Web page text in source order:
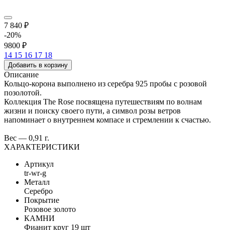
7 840 ₽
-20%
9800 ₽
14 15 16 17 18
Добавить в корзину
Описание
Кольцо-корона выполнено из серебра 925 пробы с розовой
позолотой.
Коллекция The Rose посвящена путешествиям по волнам
жизни и поиску своего пути, а символ розы ветров
напоминает о внутреннем компасе и стремлении к счастью.
Вес — 0,91 г.
ХАРАКТЕРИСТИКИ
Артикул
tr-wr-g
Металл
Серебро
Покрытие
Розовое золото
КАМНИ
Фианит круг 19 шт